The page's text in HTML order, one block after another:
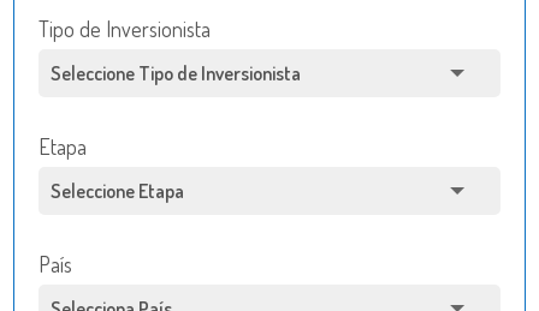
Tipo de Inversionista
Etapa
País